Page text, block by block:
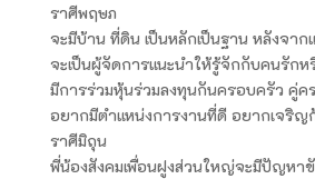
ราศีพฤษภ
จะมีบ้าน ที่ดิน เป็นหลักเป็นฐาน หลังจา
จะเป็นผู้จัดการแนะนำให้รู้จักกับคนรักห
มีการร่วมหุ้นร่วมลงทุนกันครอบครัว คู่ค
อยากมีตำแหน่งการงานที่ดี อยากเจริญ
ราศีมิถุน
พี่น้องสังคมเพื่อนฝูงส่วนใหญ่จะมีปัญหา